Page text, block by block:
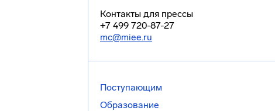
Контакты для прессы
+7 499 720-87-27
mc@miee.ru
Поступающим
Образование